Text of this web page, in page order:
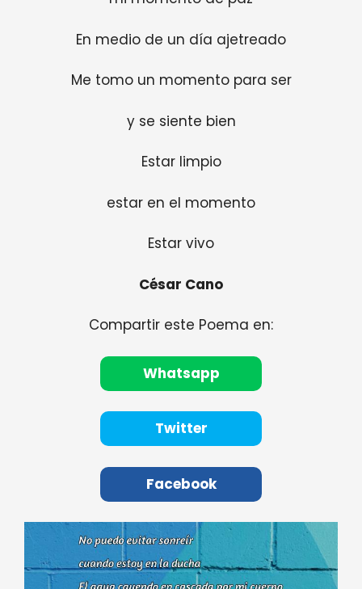
En medio de un día ajetreado
Me tomo un momento para ser
y se siente bien
Estar limpio
estar en el momento
Estar vivo
César Cano
Compartir este Poema en:
Whatsapp
Twitter
Facebook